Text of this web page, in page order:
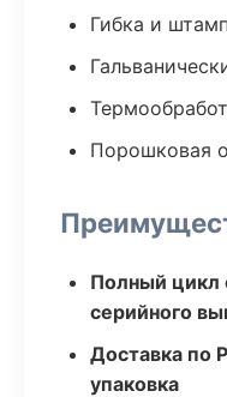
Гибка и
Порошковая
Полный цикл
серийного
Доставка по
упаковка